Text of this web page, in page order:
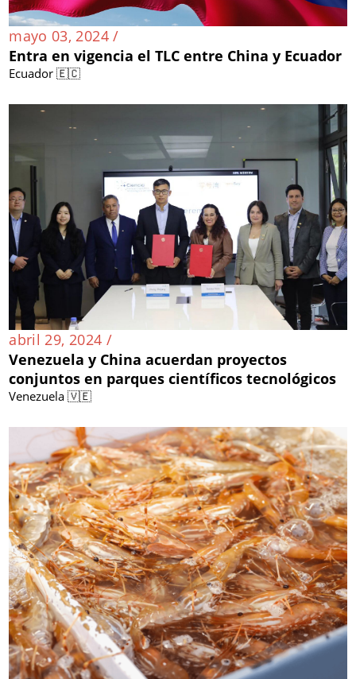
mayo 03, 2024 /
Entra en vigencia el TLC entre China y Ecuador
Ecuador 🇪🇨
abril 29, 2024 /
Venezuela y China acuerdan proyectos
conjuntos en parques científicos tecnológicos
Venezuela 🇻🇪